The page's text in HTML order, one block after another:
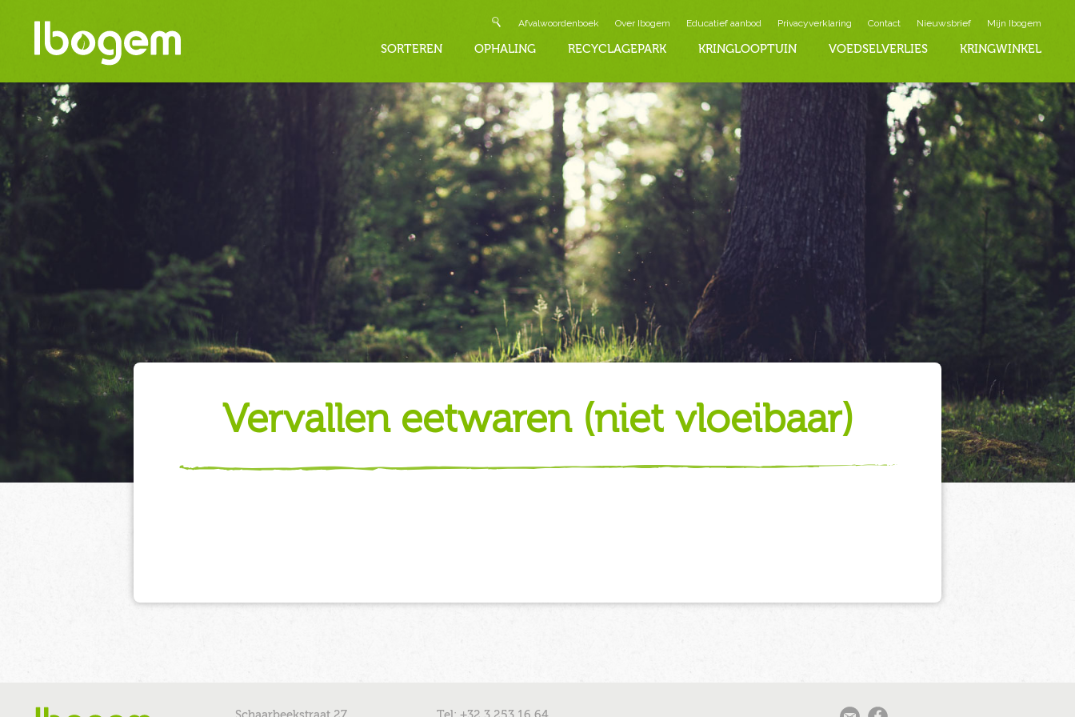
Afvalwoordenboek Over Ibogem Educatief aanbod Privacyverklaring Contact Nieuwsbrief Mijn Ibogem
SORTEREN OPHALING RECYCLAGEPARK KRINGLOOPTUIN VOEDSELVERLIES KRINGWINKEL
vervallen eetwaren (niet vloeibaar)